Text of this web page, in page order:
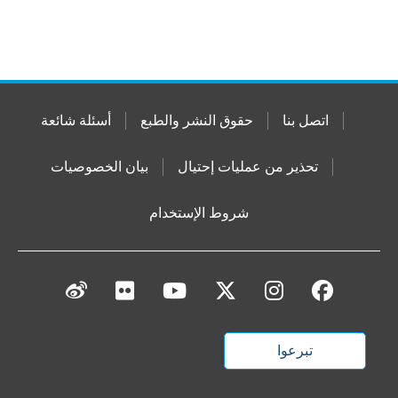
اتصل بنا حقوق النشر والطبع أسئلة شائعة
تحذير من عمليات إحتيال بيان الخصوصيات
شروط الإستخدام
تبرعوا